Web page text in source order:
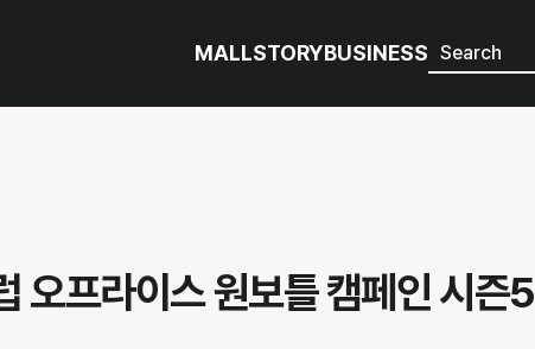
MALLSTORYBUSINESS
오프라이스 원보틀 캠페인 시즌5